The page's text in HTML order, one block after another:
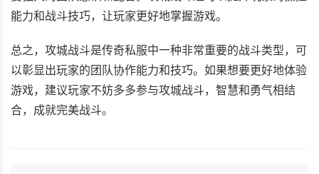
能力和战斗技巧，让玩家更好地掌握游戏。
总之，攻城战斗是传奇私服中一种非常重要的战斗类型，可
以彰显出玩家的团队协作能力和技巧。如果想要更好地体验
游戏，建议玩家不妨多多参与攻城战斗，智慧和勇气相结
合，成就完美战斗。